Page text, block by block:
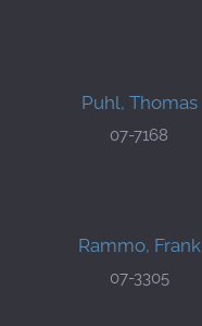
Puhl, Thomas
07-7168
Rammo, Frank
07-3305